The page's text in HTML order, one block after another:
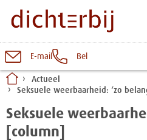
Naar
inhoud
E-mail Bel
Actueel
Seksuele weerbaarheid: ‘zo
Seksuele
[column]
Snel naar: